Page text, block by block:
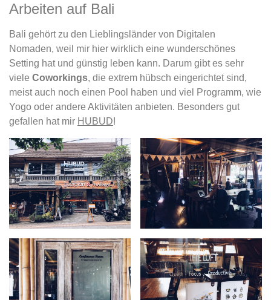
Arbeiten auf Bali
Bali gehört zu den Lieblingsländer von Digitalen
Nomaden, weil mir hier wirklich eine wunderschönes
Setting hat und günstig leben kann. Darum gibt es sehr
viele Coworkings, die extrem hübsch eingerichtet sind,
meist auch noch einen Pool haben und viel Programm, wie
Yogo oder andere Aktivitäten anbieten. Besonders gut
gefallen hat mir HUBUD!